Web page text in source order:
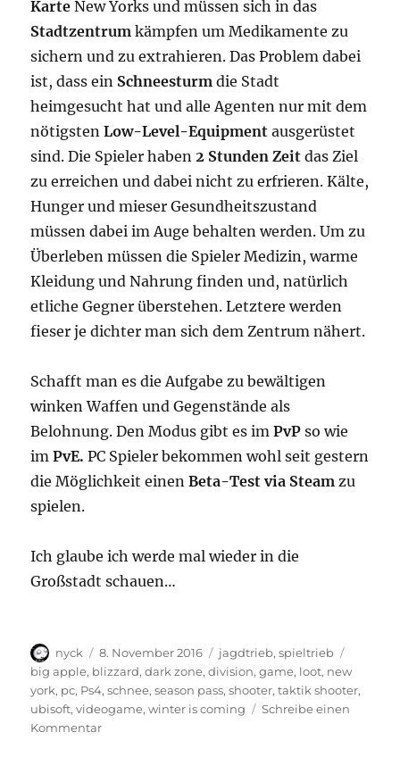
Karte New Yorks und müssen sich in das
Stadtzentrum kämpfen um Medikamente zu
sichern und zu extrahieren. Das Problem dabei
ist, dass ein Schneesturm die Stadt
heimgesucht hat und alle Agenten nur mit dem
nötigstenLow-Level-Equipment ausgerüstet
sind. Die Spieler haben 2 Stunden Zeit das Ziel
zu erreichen und dabei nicht zu erfrieren. Kälte,
Hunger und mieser Gesundheitszustand
müssen dabei im Auge behalten werden. Um zu
Überleben müssen die Spieler Medizin, warme
Kleidung und Nahrung finden und, natürlich
etliche Gegner überstehen. Letztere werden
fieser je dichter man sich dem Zentrum nähert.
Schafft man es die Aufgabe zu bewältigen
winken Waffen und Gegenstände als
Belohnung. Den Modus gibt es imPvP so wie
imPvE. PC Spieler bekommen wohl seit gestern
die Möglichkeit einenBeta-Test via Steam zu
spielen.
Ich glaube ich werde mal wieder in die
Großstadt schauen…
Autor
nyck
Veröffentlicht
am
8. November 2016 Kategorien
jagdtrieb,spieltrieb
big apple, blizzard,dark zone,division,game, loot, new
york, pc, Ps4,schnee,season pass,shooter,taktik shooter,
ubisoft,videogame,winter is coming
Schreibe einen
Kommentarzu